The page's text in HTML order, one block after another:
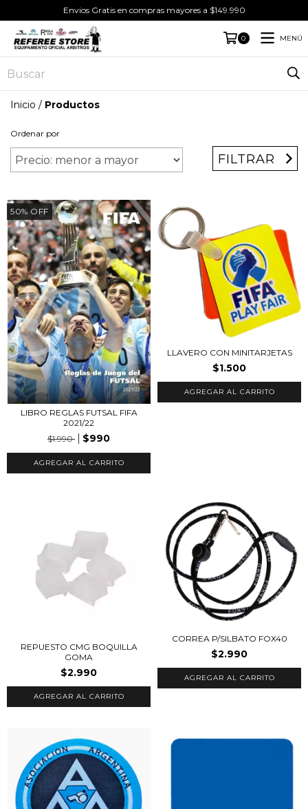
Envios Gratis en compras mayores a $149.990
0 MENÚ
Inicio / Productos
Ordenar por
FILTRAR
50% OFF
LIBRO REGLAS FUTSAL FIFA
2021/22
$1.990
$990
LLAVERO CON MINITARJETAS
$1.500
AGREGAR AL CARRITO
REPUESTO CMG BOQUILLA
GOMA
$2.990
CORREA P/SILBATO FOX40
$2.990